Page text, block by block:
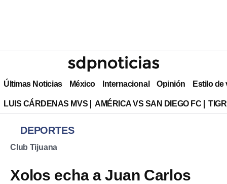
Últimas Noticias México Internacional Opinión Estilo de
LUIS CÁRDENAS MVS AMÉRICA VS SAN DIEGO FC
DEPORTES
Club Tijuana
Xolos echa a Juan Carlos